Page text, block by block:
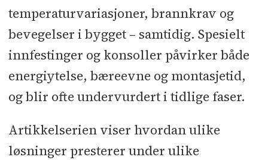
I 2018 ble Paroc en del av Owens
Corning. Owens Corning utvikler,
produserer og markedsfører
isolasjons-, taktekkings- og
fiberglasskompositt.
temperaturvariasjoner, brannkrav og
bevegelser i bygget – samtidig. Spesielt
innfestinger og konsoller påvirker både
energiytelse, bæreevne og montasjetid,
og blir ofte undervurdert i tidlige faser.
Artikkelserien viser hvordan ulike
løsninger presterer under ulike